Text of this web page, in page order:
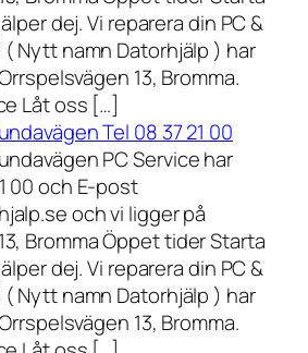
dej. Vi reparera din PC &
( Nytt namn Datorhjälp ) har
13, Bromma.
Låt oss […]
Tel 08 37 21 00
PC Service har
00 och E-post
och vi ligger på
Bromma Öppet tider Starta
dej. Vi reparera din PC &
( Nytt namn Datorhjälp ) har
13, Bromma.